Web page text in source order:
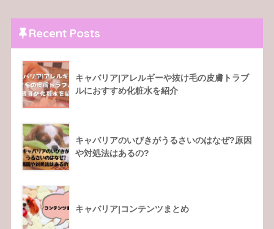
Recent Posts
キャバリア|アレルギーや抜け毛の皮膚トラブ
ルにおすすめ化粧水を紹介
キャバリアのいびきがうるさいのはなぜ?原因
や対処法はあるの?
キャバリア|コンテンツまとめ